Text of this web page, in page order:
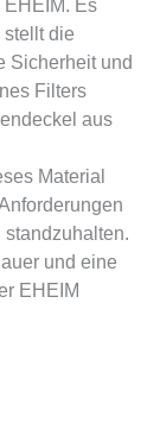
Es
die
Sicherheit und
Filters
aus
Material
und eine
EHEIM